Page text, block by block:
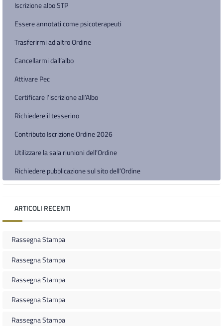
Iscrizione albo STP
Essere annotati come psicoterapeuti
Trasferirmi ad altro Ordine
Cancellarmi dall’albo
Attivare Pec
Certificare l’iscrizione all’Albo
Richiedere il tesserino
Contributo Iscrizione Ordine 2026
Utilizzare la sala riunioni dell’Ordine
Richiedere pubblicazione sul sito dell’Ordine
ARTICOLI RECENTI
Rassegna Stampa
Rassegna Stampa
Rassegna Stampa
Rassegna Stampa
Rassegna Stampa